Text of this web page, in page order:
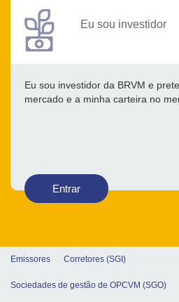
Eu sou investidor
Eu sou investidor da BRVM e
mercado e a minha carteira no
Entrar
Emissores Corretores (SGI)
Sociedades de gestão de OPCVM (SGO)